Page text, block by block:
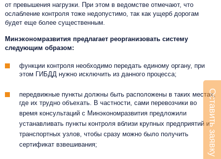
от превышения нагрузки. При этом в ведомстве отмечают, что
ослабление контроля тоже недопустимо, так как ущерб дорогам
будет еще более существенным.
Минэкономразвития предлагает реорганизовать систему
следующим образом:
функции контроля необходимо передать единому органу, при
этом ГИБДД нужно исключить из данного процесса;
передвижные пункты должны быть расположены в таких местах,
где их трудно объехать. В частности, сами перевозчики во
время консультаций с Минэкономразвития предложили
устанавливать пункты контроля вблизи крупных предприятий и
транспортных узлов, чтобы сразу можно было получить
сертификат взвешивания;
Оставить заявку